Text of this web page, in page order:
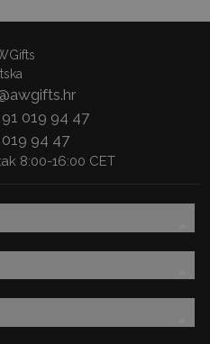
91 019 94 47
019 94 47
8:00-16:00 CET